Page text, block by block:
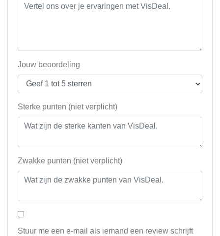
Jouw beoordeling
Sterke punten (niet verplicht)
Zwakke punten (niet verplicht)
Stuur me een e-mail als iemand een review schrijft